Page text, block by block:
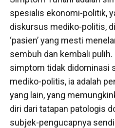
spesialis ekonomi-politik,
diskursus mediko-politis, di
‘pasien’ yang mesti
sembuh dan kembali
simptom tidak didominasi
mediko-politis, ia adalah
yang lain, yang
diri dari tatapan patologis
subjek-pengucapnya